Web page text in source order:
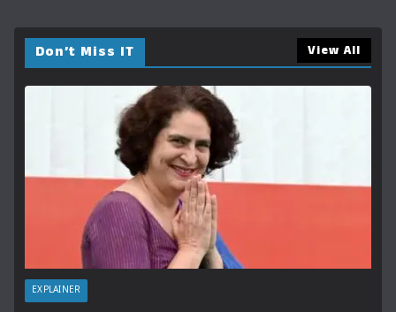
Don’t Miss IT View All
EXPLAINER